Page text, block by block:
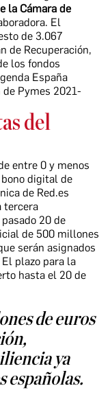
la Cámara de
El
de 3.067
de Recuperación,
los fondos
España
Pymes 2021-
del
entre 0 y menos
digital de
de Red.es
tercera
20 de
de 500 millones
serán asignados
plazo para la
hasta el 20 de
de euros
ya
españolas.